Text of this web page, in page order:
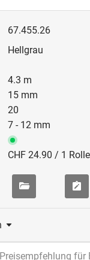
67.455.26
Hellgrau
4.3 m
15 mm
20
7 - 12 mm
CHF 24.90 / 1 Rolle
für